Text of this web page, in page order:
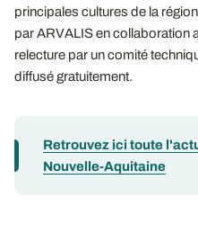
principales cultures de la
par ARVALIS en collaboration
relecture par un comité
diffusé gratuitement.
Retrouvez ici toute
Nouvelle-Aquitaine